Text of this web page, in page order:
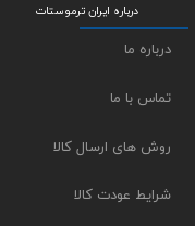
درباره ایران ترموستات
درباره ما
تماس با ما
روش های ارسال کالا
شرایط عودت کالا